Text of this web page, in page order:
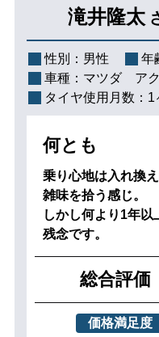
滝井隆太
性別： 男性 年
車種： マツダ ア
タイヤ使用月数： 1
何とも
乗り心地は入れ換
雑味を拾う感じ。
しかし何より1年以
残念です。
総合評価
価格満足度